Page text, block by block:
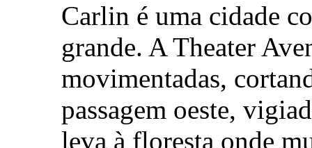
Carlin é uma cidade
grande. A Theater
movimentadas,
passagem oeste,
leva à floresta onde